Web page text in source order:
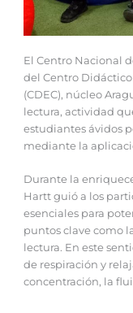
El Centro Nacional
del Centro
(CDEC), núcleo
lectura, actividad
estudiantes ávidos
mediante la
Durante la
Hartt guió a los
esenciales para
puntos clave como
lectura. En este
de respiración y
concentración, la